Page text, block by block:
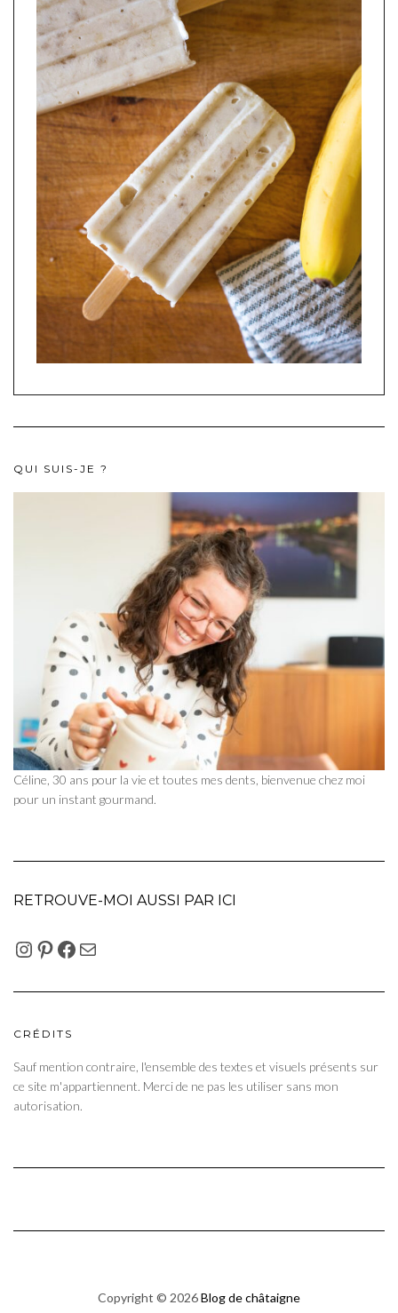
QUI SUIS-JE ?
Céline, 30 ans pour la vie et toutes mes dents, bienvenue chez moi
pour un instant gourmand.
RETROUVE-MOI AUSSI PAR ICI
INSTAGRAM
PINTEREST
FACEBOOK
E-MAIL
CRÉDITS
Sauf mention contraire, l'ensemble des textes et visuels présents sur
ce site m'appartiennent. Merci de ne pas les utiliser sans mon
autorisation.
Copyright © 2026Blog de châtaigne